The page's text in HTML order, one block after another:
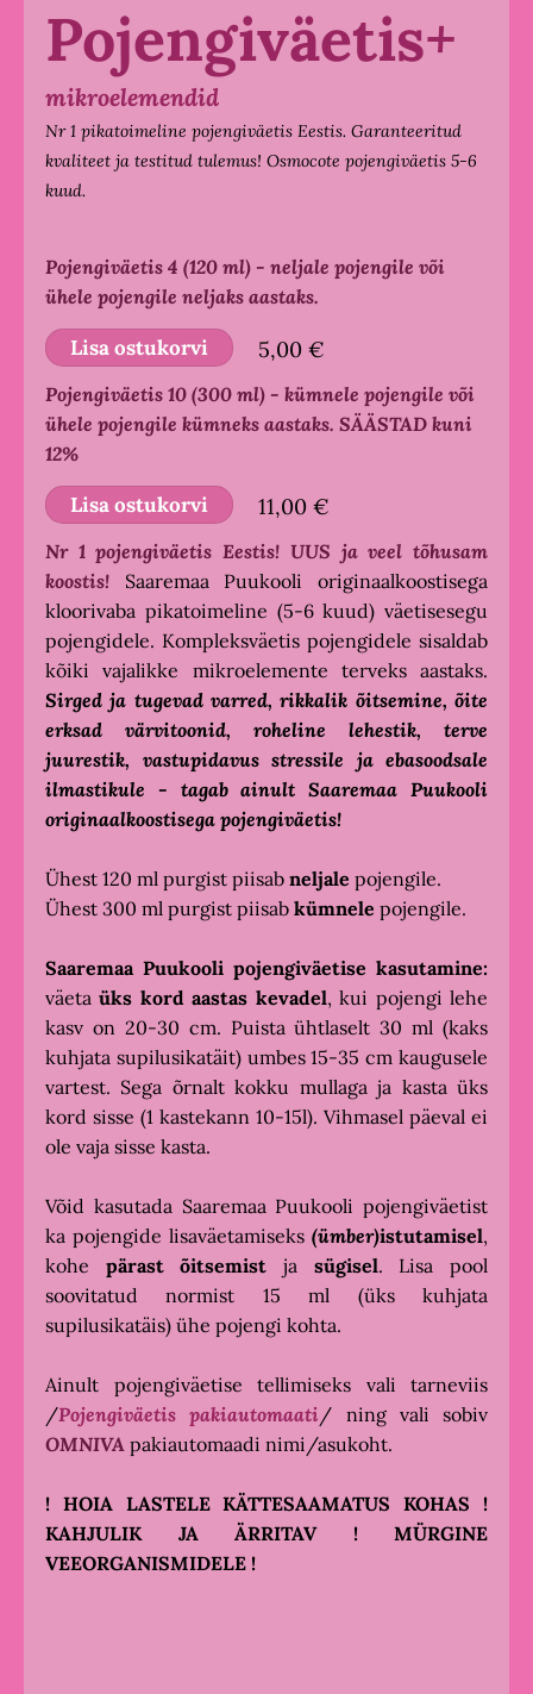
Pojengiväetis+
mikroelemendid
Nr 1 pikatoimeline pojengiväetis Eestis. Garanteeritud
kvaliteet ja testitud tulemus! Osmocote pojengiväetis 5-6
kuud.
Pojengiväetis 4 (120 ml) - neljale pojengile või
ühele pojengile neljaks aastaks.
Lisa ostukorvi 5,00 €
Pojengiväetis 10 (300 ml) - kümnele pojengile või
ühele pojengile kümneks aastaks. SÄÄSTAD kuni
12%
Lisa ostukorvi 11,00 €
Nr 1 pojengiväetis Eestis! UUS ja veel tõhusam
koostis! Saaremaa Puukooli originaalkoostisega
kloorivaba pikatoimeline (5-6 kuud) väetisesegu
pojengidele. Kompleksväetis pojengidele sisaldab
kõiki vajalikke mikroelemente terveks aastaks.
Sirged ja tugevad varred, rikkalik õitsemine, õite
erksad värvitoonid, roheline lehestik, terve
juurestik, vastupidavus stressile ja ebasoodsale
ilmastikule - tagab ainult Saaremaa Puukooli
originaalkoostisega pojengiväetis!
Ühest 120 ml purgist piisab neljale pojengile.
Ühest 300 ml purgist piisab kümnele pojengile.
Saaremaa Puukooli pojengiväetise kasutamine:
väetaüks kord aastas kevadel, kui pojengi lehe
kasv on 20-30 cm. Puista ühtlaselt 30 ml (kaks
kuhjata supilusikatäit) umbes 15-35 cm kaugusele
vartest. Sega õrnalt kokku mullaga ja kasta üks
kord sisse (1 kastekann 10-15l). Vihmasel päeval ei
ole vaja sisse kasta.
Võid kasutada Saaremaa Puukooli pojengiväetist
ka pojengide lisaväetamiseks (ümber)istutamisel,
kohe pärast õitsemist ja sügisel. Lisa pool
soovitatud normist 15 ml (üks kuhjata
supilusikatäis) ühe pojengi kohta.
Ainult pojengiväetise tellimiseks vali tarneviis
/Pojengiväetis pakiautomaati/ ning vali sobiv
OMNIVA pakiautomaadi nimi/asukoht.
! HOIA LASTELE KÄTTESAAMATUS KOHAS !
KAHJULIK JA ÄRRITAV ! MÜRGINE
VEEORGANISMIDELE !